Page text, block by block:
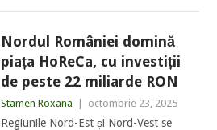
Nordul României domină
piața HoReCa, cu investiții
de peste 22 miliarde RON
Stamen Roxana octombrie 23, 2025
Regiunile Nord-Est și Nord-Vest se